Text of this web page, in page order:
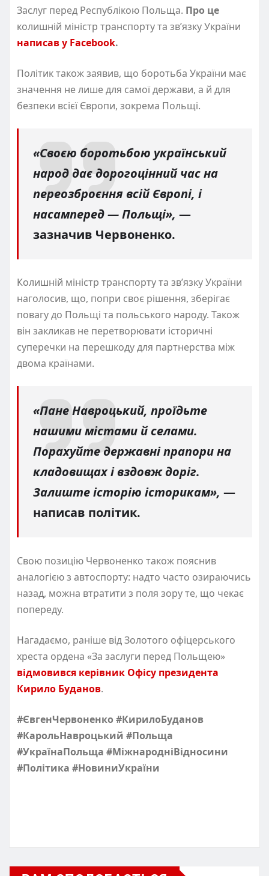
Заслуг перед Республікою Польща. Про це
колишній міністр транспорту та зв’язку України
написав у Facebook.
Політик також заявив, що боротьба України має
значення не лише для самої держави, а й для
безпеки всієї Європи, зокрема Польщі.
«Своєю боротьбою український
народ дає дорогоцінний час на
переозброєння всій Європі, і
насамперед — Польщі», —
зазначив Червоненко.
Колишній міністр транспорту та зв’язку України
наголосив, що, попри своє рішення, зберігає
повагу до Польщі та польського народу. Також
він закликав не перетворювати історичні
суперечки на перешкоду для партнерства між
двома країнами.
«Пане Навроцький, проїдьте
нашими містами й селами.
Порахуйте державні прапори на
кладовищах і вздовж доріг.
Залиште історію історикам», —
написав політик.
Свою позицію Червоненко також пояснив
аналогією з автоспорту: надто часто озираючись
назад, можна втратити з поля зору те, що чекає
попереду.
Нагадаємо, раніше від Золотого офіцерського
хреста ордена «За заслуги перед Польщею»
відмовився керівник Офісу президента
Кирило Буданов.
#ЄвгенЧервоненко #КирилоБуданов
#КарольНавроцький #Польща
#УкраїнаПольща #МіжнародніВідносини
#Політика #НовиниУкраїни